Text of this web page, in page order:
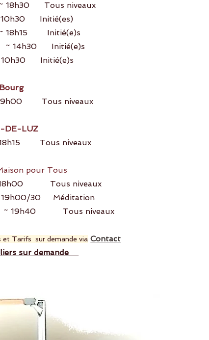
Tous niveaux
10h30 Initié(es)
Initié(e)s
~ 14h30 Initié(e)s
10h30 Initié(e)s
Tous niveaux
DE-LUZ
Tous niveaux
pour Tous
Tous niveaux
30 Méditation
Tous niveaux
et Tarifs sur demande via Contact
sur demande